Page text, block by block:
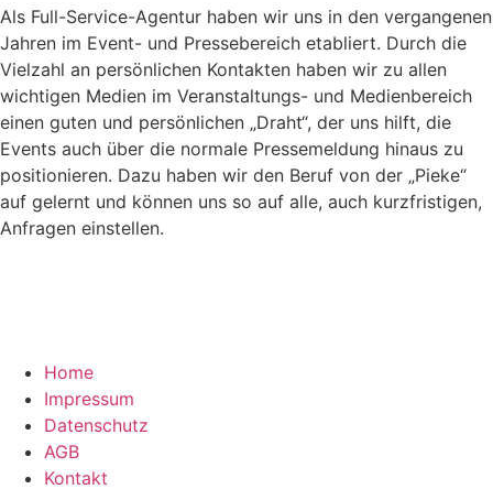
Als Full-Service-Agentur haben wir uns in den vergangenen
Jahren im Event- und Pressebereich etabliert. Durch die
Vielzahl an persönlichen Kontakten haben wir zu allen
wichtigen Medien im Veranstaltungs- und Medienbereich
einen guten und persönlichen „Draht“, der uns hilft, die
Events auch über die normale Pressemeldung hinaus zu
positionieren. Dazu haben wir den Beruf von der „Pieke“
auf gelernt und können uns so auf alle, auch kurzfristigen,
Anfragen einstellen.
Home
Impressum
Datenschutz
AGB
Kontakt